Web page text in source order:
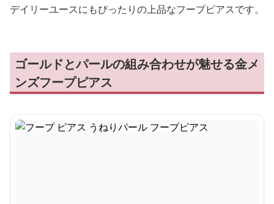
デイリーユースにもぴったりの上品なフープピアスです。
ゴールドとパールの組み合わせが魅せる金メ
ンズフープピアス